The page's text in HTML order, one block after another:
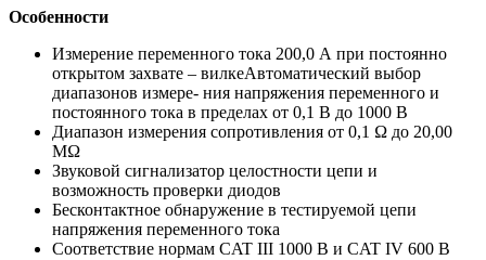
Особенности
Измерение переменного тока 200,0 А при постоянно
открытом захвате – вилкеАвтоматический выбор
диапазонов измере- ния напряжения переменного и
постоянного тока в пределах от 0,1 В до 1000 В
Диапазон измерения сопротивления от 0,1 Ω до 20,00
МΩ
Звуковой сигнализатор целостности цепи и
возможность проверки диодов
Бесконтактное обнаружение в тестируемой цепи
напряжения переменного тока
Соответствие нормам CAT III 1000 В и CAT IV 600 В